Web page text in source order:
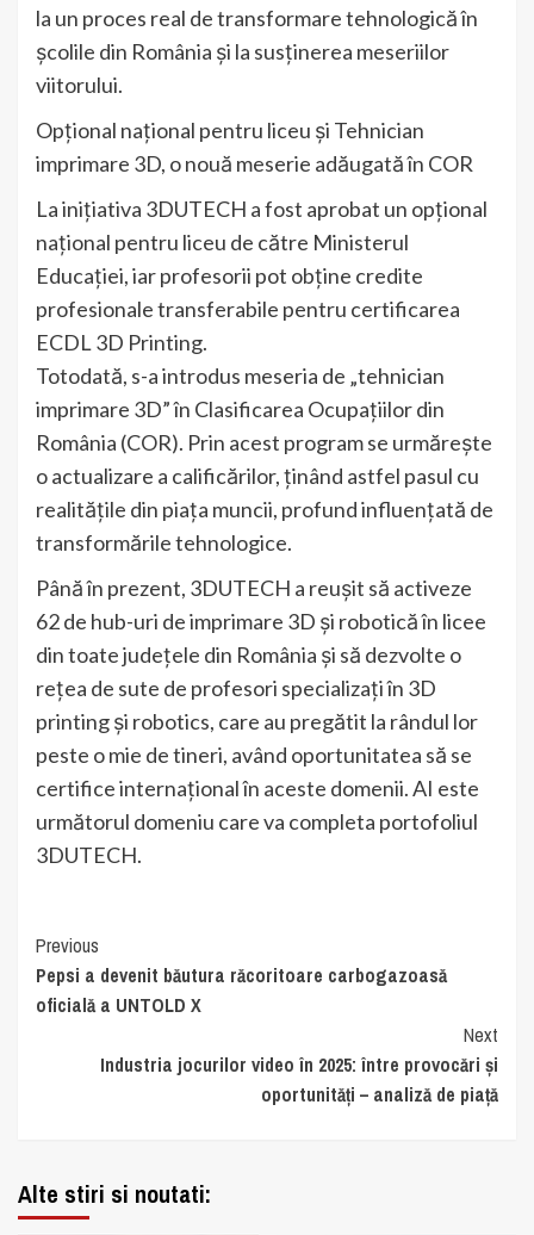
la un proces real de transformare tehnologică în
școlile din România și la susținerea meseriilor
viitorului.
Opțional național pentru liceu și Tehnician
imprimare 3D, o nouă meserie adăugată în COR
La inițiativa 3DUTECH a fost aprobat un opțional
național pentru liceu de către Ministerul
Educației, iar profesorii pot obține credite
profesionale transferabile pentru certificarea
ECDL 3D Printing.
Totodată, s-a introdus meseria de „tehnician
imprimare 3D” în Clasificarea Ocupațiilor din
România (COR). Prin acest program se urmărește
o actualizare a calificărilor, ținând astfel pasul cu
realitățile din piața muncii, profund influențată de
transformările tehnologice.
Până în prezent, 3DUTECH a reușit să activeze
62 de hub-uri de imprimare 3D și robotică în licee
din toate județele din România și să dezvolte o
rețea de sute de profesori specializați în 3D
printing și robotics, care au pregătit la rândul lor
peste o mie de tineri, având oportunitatea să se
certifice internațional în aceste domenii. AI este
următorul domeniu care va completa portofoliul
3DUTECH.
Continue
Reading
Previous
Pepsi a devenit băutura răcoritoare carbogazoasă
oficială a UNTOLD X
Next
Industria jocurilor video în 2025: între provocări și
oportunități – analiză de piață
Alte stiri si noutati: